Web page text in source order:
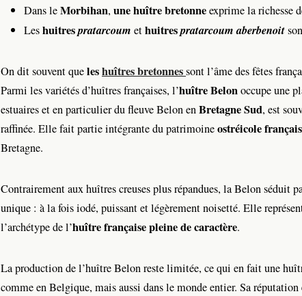
Dans leMorbihan, une huître bretonneexprime la richesse
Leshuitrespratarcoum ethuitrespratarcoum aberbenoit
On dit souvent queleshuîtres bretonnessont l’âme des fêtes
Parmi les variétés d’huîtres françaises, l’huître Belonoccupe une
estuaires et en particulier du fleuve Belon enBretagne Sud, est
raffinée. Elle fait partie intégrante du patrimoineostréicole français
Bretagne.
Contrairement aux huîtres creuses plus répandues, la Belon séduit
unique : à la fois iodé, puissant et légèrement noisetté. Elle
l’archétype de l’huître française pleine de caractère.
La production de l’huître Belon reste limitée, ce qui en fait une
comme en Belgique, mais aussi dans le monde entier. Sa